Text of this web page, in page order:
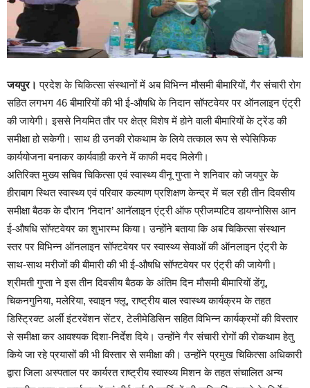
जयपुर। प्रदेश के चिकित्सा संस्थानों में अब विभिन्न मौसमी बीमारियों, गैर संचारी रोग
सहित लगभग 46 बीमारियों की भी ई-औषधि के निदान सॉफ्टवेयर पर ऑनलाइन एंट्री
की जायेगी। इससे नियमित तौर पर क्षेत्र विशेष में होने वाली बीमारियों के ट्रेंड की
समीक्षा हो सकेगी। साथ ही उनकी रोकथाम के लिये तत्काल रूप से स्पेसिफिक
कार्ययोजना बनाकर कार्यवाही करने में काफी मदद मिलेगी।
अतिरिक्त मुख्य सचिव चिकित्सा एवं स्वास्थ्य वीनू गुप्ता ने शनिवार को जयपुर के
हीराबाग स्थित स्वास्थ्य एवं परिवार कल्याण प्रशिक्षण केन्द्र में चल रही तीन दिवसीय
समीक्षा बैठक के दौरान ‘निदान’ आनॅलाइन एंट्री ऑफ प्रीजम्पटिव डायग्नोसिस आन
ई-औषधि सॉफ्टवेयर का शुभारम्भ किया। उन्होंने बताया कि अब चिकित्सा संस्थान
स्तर पर विभिन्न ऑनलाइन सॉफ्टवेयर पर स्वास्थ्य सेवाओं की ऑनलाइन एंट्री के
साथ-साथ मरीजों की बीमारी की भी ई-औषधि सॉफ्टवेयर पर एंट्री की जायेगी।
श्रीमती गुप्ता ने इस तीन दिवसीय बैठक के अंतिम दिन मौसमी बीमारियों डेंगू,
चिकनगुनिया, मलेरिया, स्वाइन फ्लू, राष्ट्रीय बाल स्वास्थ्य कार्यक्रम के तहत
डिस्टि्रक्ट अर्ली इंटरवेंशन सेंटर, टेलीमेडिसिन सहित विभिन्न कार्यक्रमों की विस्तार
से समीक्षा कर आवश्यक दिशा-निर्देश दिये। उन्होंने गैर संचारी रोगों की रोकथाम हेतु
किये जा रहे प्रयासों की भी विस्तार से समीक्षा की। उन्होंने प्रमुख चिकित्सा अधिकारी
द्वारा जिला अस्पताल पर कार्यरत राष्ट्रीय स्वास्थ्य मिशन के तहत संचालित अन्य